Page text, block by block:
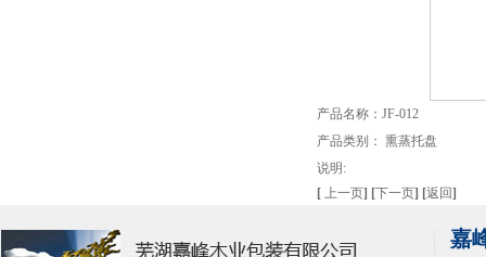
产品名称：JF-012
产品类别： 熏蒸托盘
说明:
[ 上一页] [下一页] [返回]
嘉